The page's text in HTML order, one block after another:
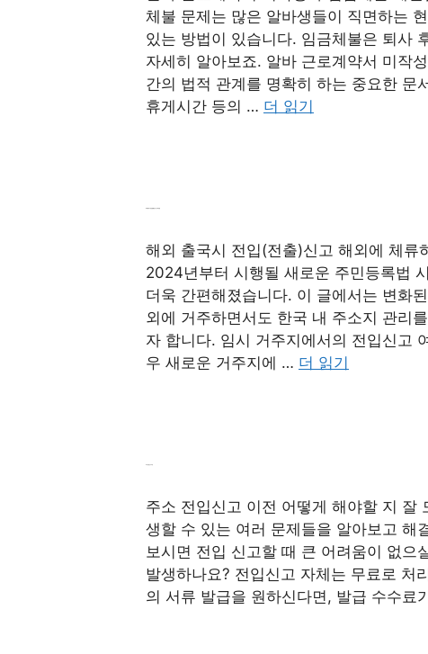
체불 문제는 많은 알바생들이 직면하는
있는 방법이 있습니다. 임금체불은 퇴사
자세히 알아보죠. 알바 근로계약서 미작
간의 법적 관계를 명확히 하는 중요한 문
휴게시간 등의 … 더 읽기
해외 출국시 전입(전출)신고 해외에 체류
2024년부터 시행될 새로운 주민등록법
더욱 간편해졌습니다. 이 글에서는 변화
외에 거주하면서도 한국 내 주소지 관리
자 합니다. 임시 거주지에서의 전입신고
우 새로운 거주지에 … 더 읽기
주소 전입신고 이전 어떻게 해야할 지 잘
생할 수 있는 여러 문제들을 알아보고 해
보시면 전입 신고할 때 큰 어려움이 없으
발생하나요? 전입신고 자체는 무료로 처
의 서류 발급을 원하신다면, 발급 수수료